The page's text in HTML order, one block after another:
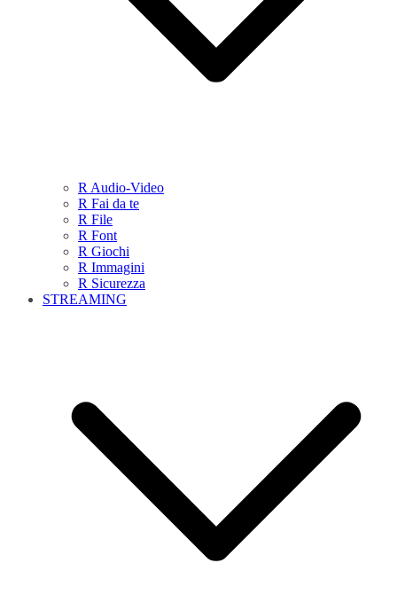
R Audio-Video
R Fai da te
R File
R Font
R Giochi
R Immagini
R Sicurezza
STREAMING